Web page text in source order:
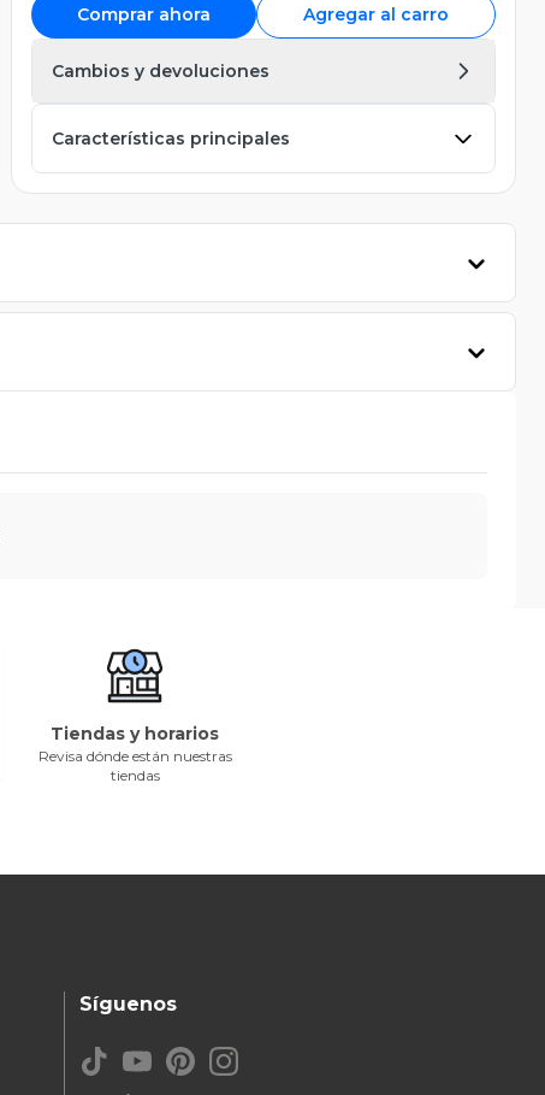
Comprar ahora Agregar al carro
Cambios y devoluciones
Características principales
Tiendas y horarios
Revisa dónde están nuestras
tiendas
Síguenos